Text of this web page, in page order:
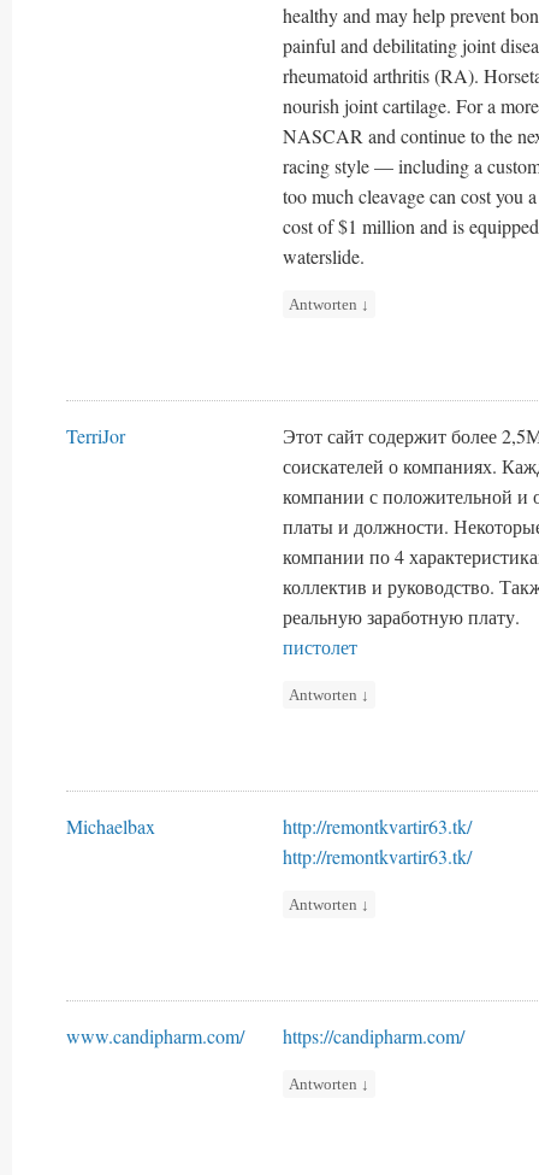
healthy and may help prevent
painful and debilitating joint
rheumatoid arthritis (RA).
nourish joint cartilage. For a
NASCAR and continue to the
racing style — including a
too much cleavage can cost you
cost of $1 million and is
waterslide.
Antworten ↓
TerriJor
Этот сайт содержит более
соискателей о компаниях.
компании с положительной и
платы и должности.
компании по 4
коллектив и руководство.
реальную заработную плату.
пистолет
Antworten ↓
Michaelbax
http://remontkvartir63.tk/
http://remontkvartir63.tk/
Antworten ↓
www.candipharm.com/ https://candipharm.com/
Antworten ↓